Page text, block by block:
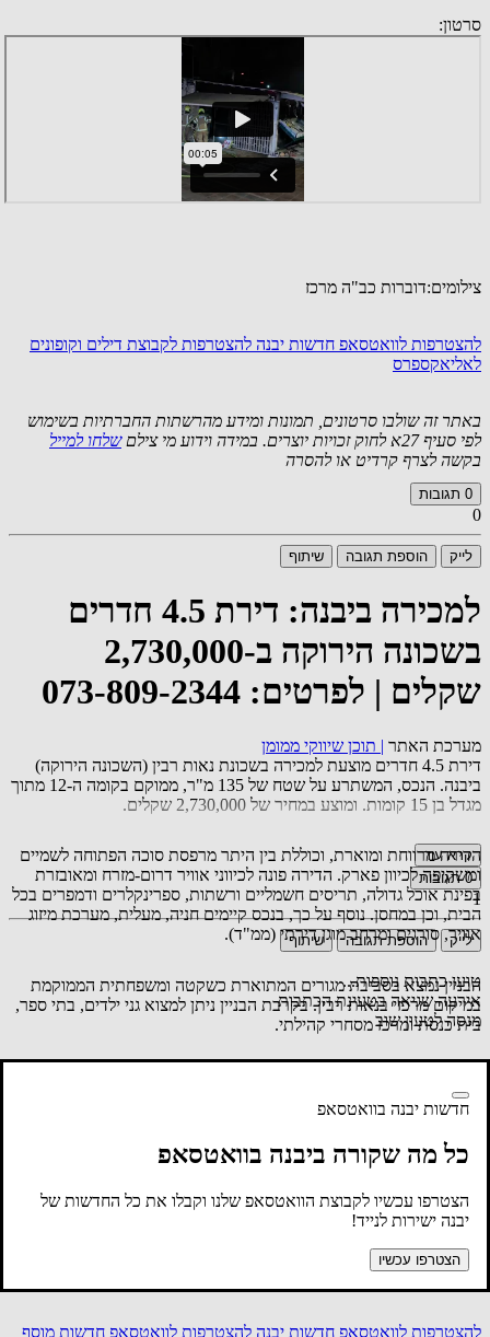
סרטון:
צילומים:דוברות כב"ה מרכז
להצטרפות לוואטסאפ חדשות יבנה להצטרפות לקבוצת דילים וקופונים
לאליאקספרס
באתר זה שולבו סרטונים, תמונות ומידע מהרשתות החברתיות בשימוש
לפי סעיף 27א לחוק זכויות יוצרים. במידה וידוע מי צילם
שלחו למייל
בקשה לצרף קרדיט או להסרה
0 תגובות
0
לייק הוספת תגובה שיתוף
למכירה ביבנה: דירת 4.5 חדרים
בשכונה הירוקה ב-2,730,000
שקלים | לפרטים: 073-809-2344
מערכת האתר | תוכן שיווקי ממומן
דירת 4.5 חדרים מוצעת למכירה בשכונת נאות רבין (השכונה הירוקה)
ביבנה. הנכס, המשתרע על שטח של 135 מ"ר, ממוקם בקומה ה-12 מתוך
מגדל בן 15 קומות. ומוצע במחיר של 2,730,000 שקלים.
הדירה מרווחת ומוארת, וכוללת בין היתר מרפסת סוכה הפתוחה לשמיים
ומשקיפה לכיוון פארק. הדירה פונה לכיווני אוויר דרום-מזרח ומאובזרת
בפינת אוכל גדולה, תריסים חשמליים ורשתות, ספרינקלרים ודמפרים בכל
הבית, וכן במחסן. נוסף על כך, בנכס קיימים חניה, מעלית, מערכת מיזוג
אוויר, סורגים ומרחב מוגן דירתי (ממ"ד).
הבניין נמצא בסביבת מגורים המתוארת כשקטה ומשפחתית הממוקמת
במיקום מרכזי בנאות רבין. בקרבת הבניין ניתן למצוא גני ילדים, בתי ספר,
בית כנסת ומרכז מסחרי קהילתי.
להצטרפות לוואטסאפ חדשות יבנה להצטרפות לוואטסאפ חדשות מוסף
קרא עוד
0תגובות
1
לייק הוספת תגובה שיתוף
טוען כתבות נוספות...
אירעה שגיאה בטעינת הכתבות
מנסה לטעון שוב
חדשות יבנה בוואטסאפ
כל מה שקורה ביבנה בוואטסאפ
הצטרפו עכשיו לקבוצת הוואטסאפ שלנו וקבלו את כל החדשות של
יבנה ישירות לנייד!
הצטרפו עכשיו